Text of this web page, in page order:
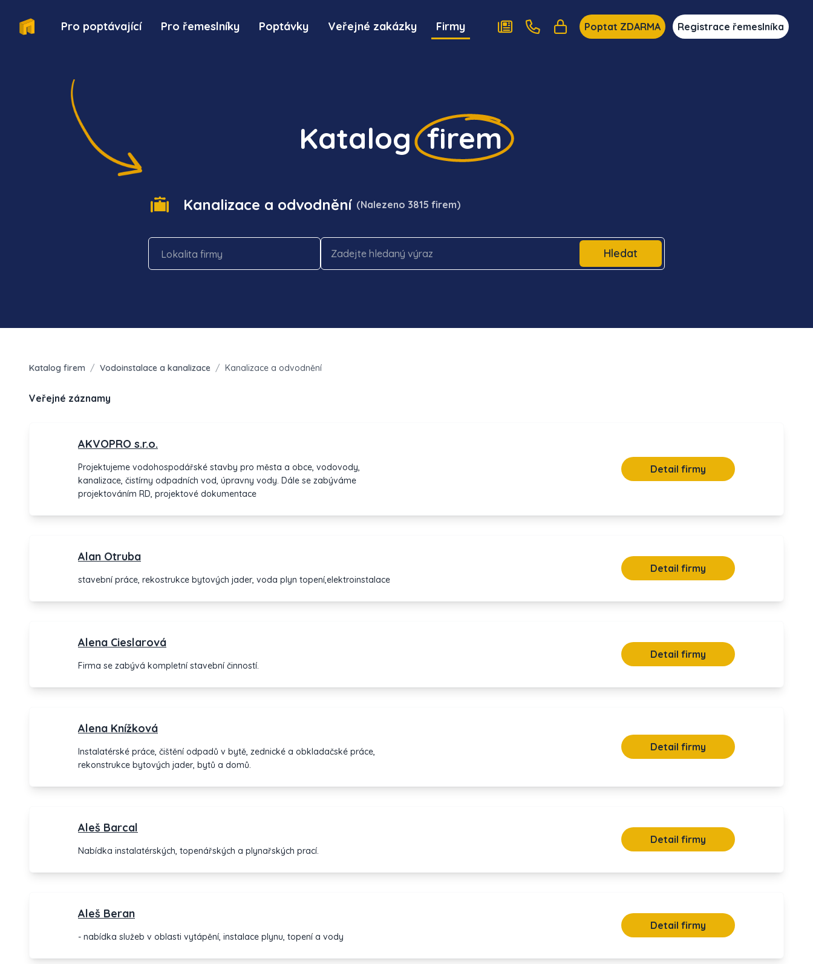
Pro poptávající Pro řemeslníky Poptávky Veřejné zakázky Firmy Poptat ZDARMA Registrace řemeslníka
Katalog firem
Kanalizace a odvodnění (Nalezeno 3815 firem)
Hledat
Katalog firem / Vodoinstalace a kanalizace / Kanalizace a odvodnění
Veřejné záznamy
AKVOPRO s.r.o.
Projektujeme vodohospodářské stavby pro města a obce, vodovody,
kanalizace, čistírny odpadních vod, úpravny vody. Dále se zabýváme
projektováním RD, projektové dokumentace
Detail firmy
Alan Otruba
stavební práce, rekostrukce bytových jader, voda plyn topení,elektroinstalace
Detail firmy
Alena Cieslarová
Firma se zabývá kompletní stavební činností.
Detail firmy
Alena Knížková
Instalatérské práce, čištění odpadů v bytě, zednické a obkladačské práce,
rekonstrukce bytových jader, bytů a domů.
Detail firmy
Aleš Barcal
Nabídka instalatérských, topenářských a plynařských prací.
Detail firmy
Aleš Beran
- nabídka služeb v oblasti vytápění, instalace plynu, topení a vody
Detail firmy